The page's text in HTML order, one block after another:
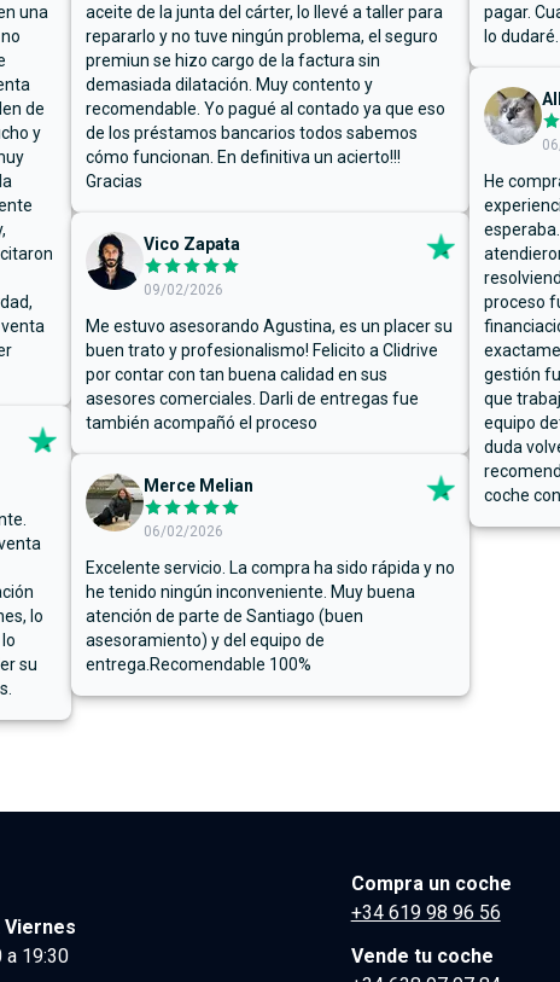
una
de
y
lo
su
aceite de la junta del cárter, lo llevé a taller para
repararlo y no tuve ningún problema, el seguro
premiun se hizo cargo de la factura sin
demasiada dilatación. Muy contento y
recomendable. Yo pagué al contado ya que eso
de los préstamos bancarios todos sabemos
cómo funcionan. En definitiva un acierto!!!
Gracias
Vico Zapata
09/02/2026
Me estuvo asesorando Agustina, es un placer su
buen trato y profesionalismo! Felicito a Clidrive
por contar con tan buena calidad en sus
asesores comerciales. Darli de entregas fue
también acompañó el proceso
Merce Melian
06/02/2026
Excelente servicio. La compra ha sido rápida y no
he tenido ningún inconveniente. Muy buena
atención de parte de Santiago (buen
asesoramiento) y del equipo de
entrega.Recomendable 100%
pagar.
lo
He
proceso
gestión
que
equipo
duda
coche
Viernes
a 19:30
Compra un coche
+34 619 98 96 56
Vende tu coche